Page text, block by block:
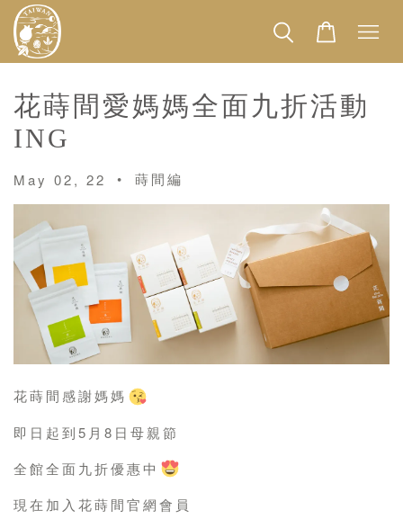
花蒔間愛媽媽全面九折活動
ING
May 02, 22 • 蒔間編
花蒔間感謝媽媽
即日起到5月8日母親節
全館全面九折優惠中
現在加入花蒔間官網會員